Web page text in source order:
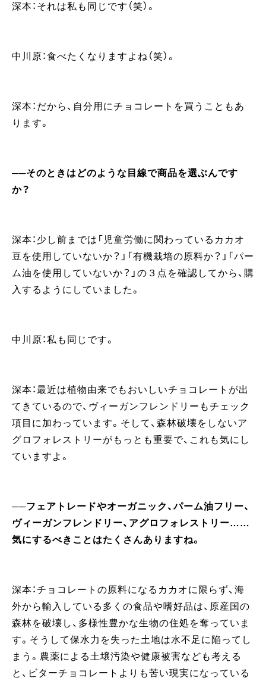
深本：それは私も同じです（笑）。
中川原：食べたくなりますよね（笑）。
深本：だから、自分用にチョコレートを買うこともあ
ります。
──そのときはどのような目線で商品を選ぶんです
か？
深本：少し前までは「児童労働に関わっているカカオ
豆を使用していないか？」「有機栽培の原料か？」「パー
ム油を使用していないか？」の３点を確認してから、購
入するようにしていました。
中川原：私も同じです。
深本：最近は植物由来でもおいしいチョコレートが出
てきているので、ヴィーガンフレンドリーもチェック
項目に加わっています。そして、森林破壊をしないア
グロフォレストリーがもっとも重要で、これも気にし
ていますよ。
──フェアトレードやオーガニック、パーム油フリー、
ヴィーガンフレンドリー、アグロフォレストリー……
気にするべきことはたくさんありますね。
深本：チョコレートの原料になるカカオに限らず、海
外から輸入している多くの食品や嗜好品は、原産国の
森林を破壊し、多様性豊かな生物の住処を奪っていま
す。そうして保水力を失った土地は水不足に陥ってし
まう。農薬による土壌汚染や健康被害なども考える
と、ビターチョコレートよりも苦い現実になっている